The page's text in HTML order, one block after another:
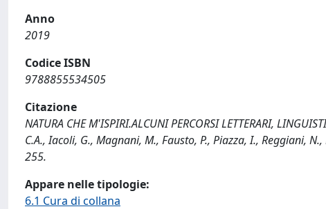
Anno
2019
Codice ISBN
9788855534505
Citazione
NATURA CHE M'ISPIRI.ALCUNI PERCORSI LETTERARI,
C.A., Iacoli, G., Magnani, M., Fausto, P., Piazza, I., Reggiani,
255.
Appare nelle tipologie:
6.1 Cura di collana